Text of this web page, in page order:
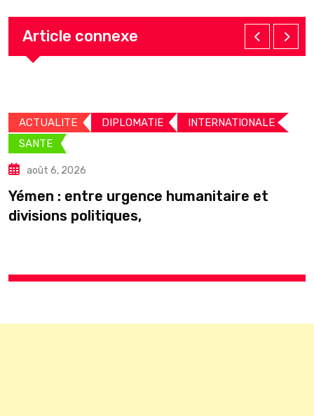
Article connexe
ACTUALITE DIPLOMATIE
INTERNATIONALE
SANTE
août 6, 2026
Yémen : entre urgence humanitaire et
divisions politiques,